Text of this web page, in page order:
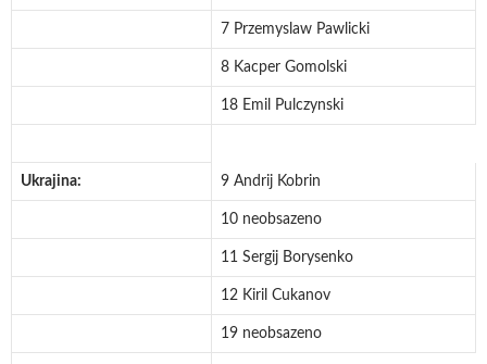
7 Przemyslaw Pawlicki
8 Kacper Gomolski
18 Emil Pulczynski
Ukrajina: 9 Andrij Kobrin
10 neobsazeno
11 Sergij Borysenko
12 Kiril Cukanov
19 neobsazeno